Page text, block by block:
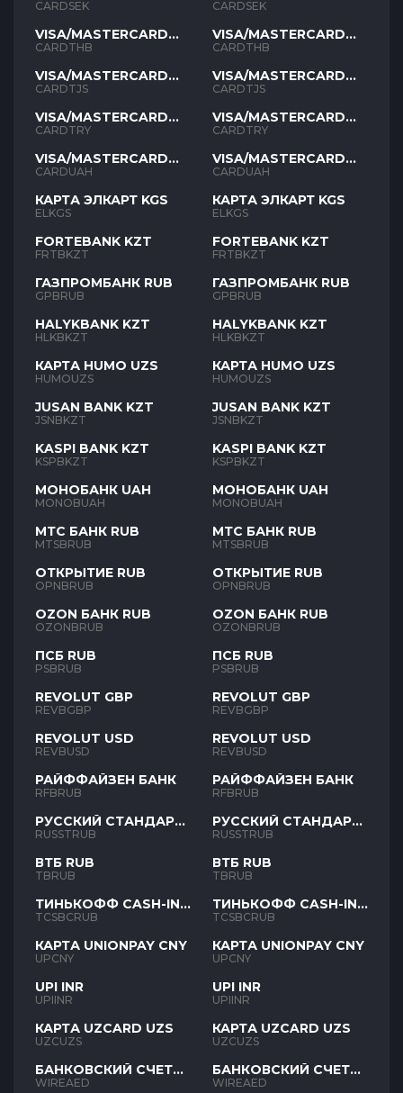
SEK
CARDSEK
VISA/MASTERCARD
THB
CARDTHB
VISA/MASTERCARD
TJS
CARDTJS
VISA/MASTERCARD
TYR
CARDTRY
VISA/MASTERCARD
UAH
CARDUAH
КАРТА ЭЛКАРТ KGS
ELKGS
FORTEBANK KZT
FRTBKZT
ГАЗПРОМБАНК RUB
GPBRUB
HALYKBANK KZT
HLKBKZT
КАРТА HUMO UZS
HUMOUZS
JUSAN BANK KZT
JSNBKZT
KASPI BANK KZT
KSPBKZT
МОНОБАНК UAH
MONOBUAH
МТС БАНК RUB
MTSBRUB
ОТКРЫТИЕ RUB
OPNBRUB
OZON БАНК RUB
OZONBRUB
ПСБ RUB
PSBRUB
REVOLUT GBP
REVBGBP
REVOLUT USD
REVBUSD
РАЙФФАЙЗЕН БАНК
RFBRUB
РУССКИЙ СТАНДАРТ
RUB
RUSSTRUB
ВТБ RUB
TBRUB
ТИНЬКОФФ CASH-IN
RUB
TCSBCRUB
КАРТА UNIONPAY CNY
UPCNY
UPI INR
UPIINR
КАРТА UZCARD UZS
UZCUZS
БАНКОВСКИЙ СЧЕТ
AED
WIREAED
SEK
CARDSEK
VISA/MASTERCARD
THB
CARDTHB
VISA/MASTERCARD
TJS
CARDTJS
VISA/MASTERCARD
TYR
CARDTRY
VISA/MASTERCARD
UAH
CARDUAH
КАРТА ЭЛКАРТ KGS
ELKGS
FORTEBANK KZT
FRTBKZT
ГАЗПРОМБАНК RUB
GPBRUB
HALYKBANK KZT
HLKBKZT
КАРТА HUMO UZS
HUMOUZS
JUSAN BANK KZT
JSNBKZT
KASPI BANK KZT
KSPBKZT
МОНОБАНК UAH
MONOBUAH
МТС БАНК RUB
MTSBRUB
ОТКРЫТИЕ RUB
OPNBRUB
OZON БАНК RUB
OZONBRUB
ПСБ RUB
PSBRUB
REVOLUT GBP
REVBGBP
REVOLUT USD
REVBUSD
РАЙФФАЙЗЕН БАНК
RFBRUB
РУССКИЙ СТАНДАРТ
RUB
RUSSTRUB
ВТБ RUB
TBRUB
ТИНЬКОФФ CASH-IN
RUB
TCSBCRUB
КАРТА UNIONPAY CNY
UPCNY
UPI INR
UPIINR
КАРТА UZCARD UZS
UZCUZS
БАНКОВСКИЙ СЧЕТ
AED
WIREAED